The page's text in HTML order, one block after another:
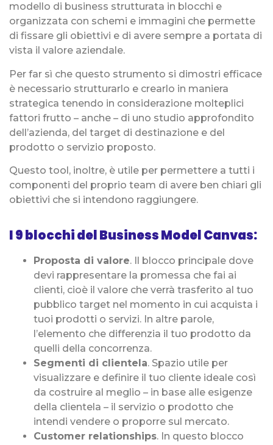
modello di business strutturata in blocchi e
organizzata con schemi e immagini che permette
di fissare gli obiettivi e di avere sempre a portata di
vista il valore aziendale.
Per far sì che questo strumento si dimostri efficace
è necessario strutturarlo e crearlo in maniera
strategica tenendo in considerazione molteplici
fattori frutto – anche – di uno studio approfondito
dell’azienda, del target di destinazione e del
prodotto o servizio proposto.
Questo tool, inoltre, è utile per permettere a tutti i
componenti del proprio team di avere ben chiari gli
obiettivi che si intendono raggiungere.
I 9 blocchi del Business Model Canvas:
Proposta di valore. Il blocco principale dove
devi rappresentare la promessa che fai ai
clienti, cioè il valore che verrà trasferito al tuo
pubblico target nel momento in cui acquista i
tuoi prodotti o servizi. In altre parole,
l’elemento che differenzia il tuo prodotto da
quelli della concorrenza.
Segmenti di clientela. Spazio utile per
visualizzare e definire il tuo cliente ideale così
da costruire al meglio – in base alle esigenze
della clientela – il servizio o prodotto che
intendi vendere o proporre sul mercato.
Customer relationships. In questo blocco